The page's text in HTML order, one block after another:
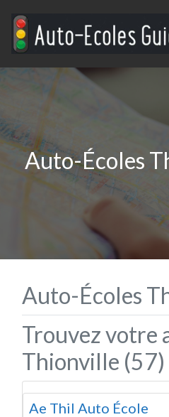
Auto-Écoles
Auto-Écoles
Trouvez votre
Thionville (57)
Ae Thil Auto École